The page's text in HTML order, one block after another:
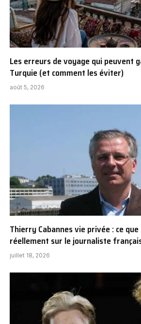
Les erreurs de voyage qui peuvent
Turquie (et comment les éviter)
août 5, 2026
Thierry Cabannes vie privée : ce que
réellement sur le journaliste
juillet 18, 2026